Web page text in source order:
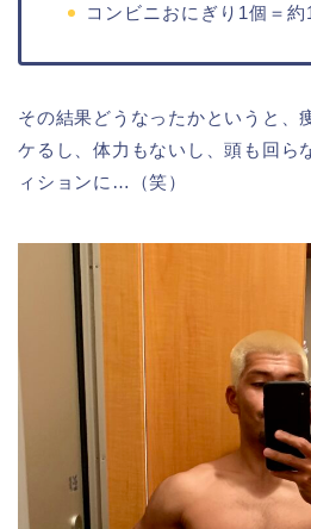
コンビニおにぎり1個＝約
その結果どうなったかというと、
ケるし、体力もないし、頭も回ら
ィションに…（笑）